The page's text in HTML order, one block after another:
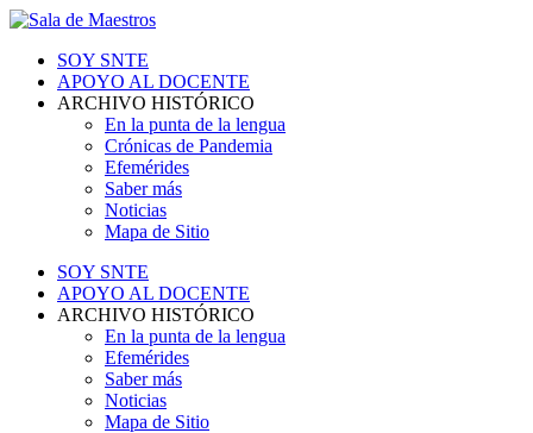
SOY SNTE
APOYO AL DOCENTE
ARCHIVO HISTÓRICO
En la punta de la lengua
Crónicas de Pandemia
Efemérides
Saber más
Noticias
Mapa de Sitio
SOY SNTE
APOYO AL DOCENTE
ARCHIVO HISTÓRICO
En la punta de la lengua
Efemérides
Saber más
Noticias
Mapa de Sitio